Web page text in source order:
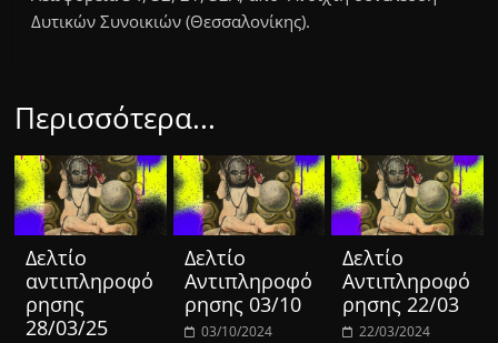
Δυτικών Συνοικιών (Θεσσαλονίκης).
Περισσότερα...
Δελτίο
αντιπληροφό
ρησης
28/03/25
Δελτίο
Αντιπληροφό
ρησης 03/10
03/10/2024
Δελτίο
Αντιπληροφό
ρησης 22/03
22/03/2024